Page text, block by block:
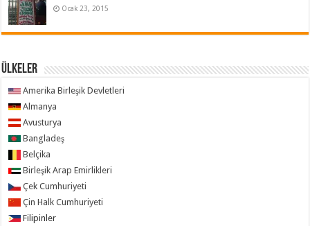
Ocak 23, 2015
ÜLKELER
Amerika Birleşik Devletleri
Almanya
Avusturya
Bangladeş
Belçika
Birleşik Arap Emirlikleri
Çek Cumhuriyeti
Çin Halk Cumhuriyeti
Filipinler